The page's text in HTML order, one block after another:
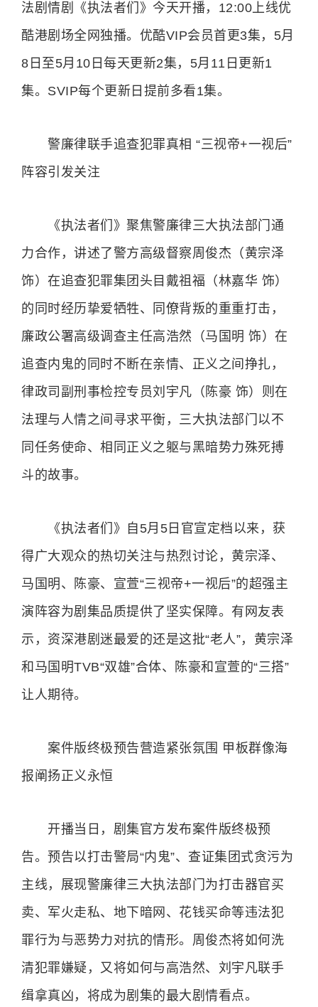
法剧情剧《执法者们》今天开播，12:00上线优
酷港剧场全网独播。优酷VIP会员首更3集，5月
8日至5月10日每天更新2集，5月11日更新1
集。SVIP每个更新日提前多看1集。
警廉律联手追查犯罪真相 “三视帝+一视后”
阵容引发关注
《执法者们》聚焦警廉律三大执法部门通
力合作，讲述了警方高级督察周俊杰（黄宗泽
饰）在追查犯罪集团头目戴祖福（林嘉华 饰）
的同时经历挚爱牺牲、同僚背叛的重重打击，
廉政公署高级调查主任高浩然（马国明 饰）在
追查内鬼的同时不断在亲情、正义之间挣扎，
律政司副刑事检控专员刘宇凡（陈豪 饰）则在
法理与人情之间寻求平衡，三大执法部门以不
同任务使命、相同正义之躯与黑暗势力殊死搏
斗的故事。
《执法者们》自5月5日官宣定档以来，获
得广大观众的热切关注与热烈讨论，黄宗泽、
马国明、陈豪、宣萱“三视帝+一视后”的超强主
演阵容为剧集品质提供了坚实保障。有网友表
示，资深港剧迷最爱的还是这批“老人”，黄宗泽
和马国明TVB“双雄”合体、陈豪和宣萱的“三搭”
让人期待。
案件版终极预告营造紧张氛围 甲板群像海
报阐扬正义永恒
开播当日，剧集官方发布案件版终极预
告。预告以打击警局“内鬼”、查证集团式贪污为
主线，展现警廉律三大执法部门为打击器官买
卖、军火走私、地下暗网、花钱买命等违法犯
罪行为与恶势力对抗的情形。周俊杰将如何洗
清犯罪嫌疑，又将如何与高浩然、刘宇凡联手
缉拿真凶，将成为剧集的最大剧情看点。